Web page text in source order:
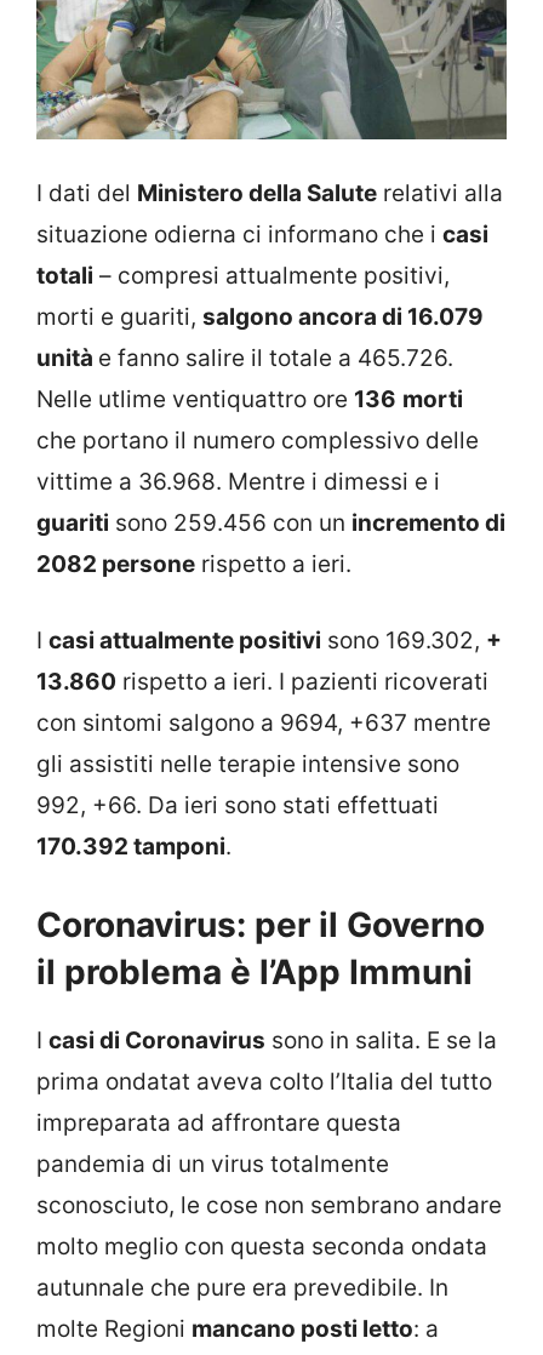
I dati del Ministero della Salute relativi alla
situazione odierna ci informano che i casi
totali – compresi attualmente positivi,
morti e guariti, salgono ancora di 16.079
unità e fanno salire il totale a 465.726.
Nelle utlime ventiquattro ore 136 morti
che portano il numero complessivo delle
vittime a 36.968. Mentre i dimessi e i
guariti sono 259.456 con un incremento di
2082 persone rispetto a ieri.
I casi attualmente positivi sono 169.302, +
13.860 rispetto a ieri. I pazienti ricoverati
con sintomi salgono a 9694, +637 mentre
gli assistiti nelle terapie intensive sono
992, +66. Da ieri sono stati effettuati
170.392 tamponi.
Coronavirus: per il Governo
il problema è l’App Immuni
I casi di Coronavirus sono in salita. E se la
prima ondatat aveva colto l’Italia del tutto
impreparata ad affrontare questa
pandemia di un virus totalmente
sconosciuto, le cose non sembrano andare
molto meglio con questa seconda ondata
autunnale che pure era prevedibile. In
molte Regioni mancano posti letto: a